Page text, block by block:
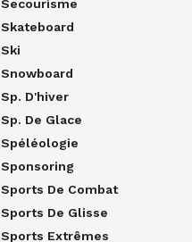
Secourisme
Skateboard
Ski
Snowboard
Sp. D'hiver
Sp. De Glace
Spéléologie
Sponsoring
Sports De Combat
Sports De Glisse
Sports Extrêmes